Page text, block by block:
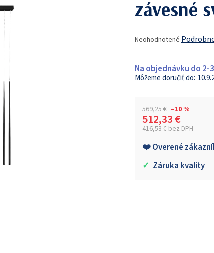
závesné
hodnotenie
je
0,0
hviezdičiek.
Neohodnotené
Na objednávku do
569,25 € –10 %
512,33 €
416,53 € bez DPH
❤️ Overené
✓ Záruka kvality